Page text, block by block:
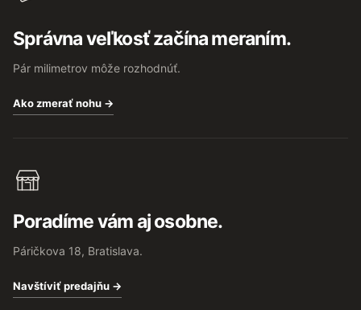
Správna veľkosť začína meraním.
Pár milimetrov môže rozhodnúť.
Ako zmerať nohu →
Poradíme vám aj osobne.
Páričkova 18, Bratislava.
Navštíviť predajňu →